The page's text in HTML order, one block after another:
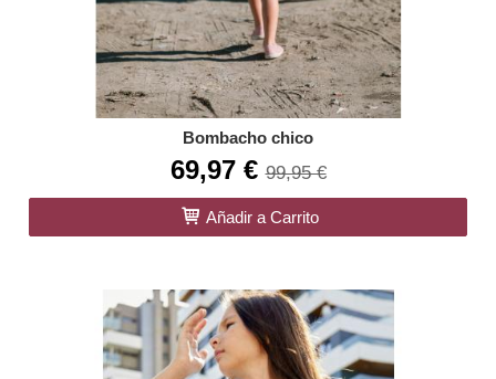
Bombacho chico
69,97 €99,95 €
Añadir a Carrito